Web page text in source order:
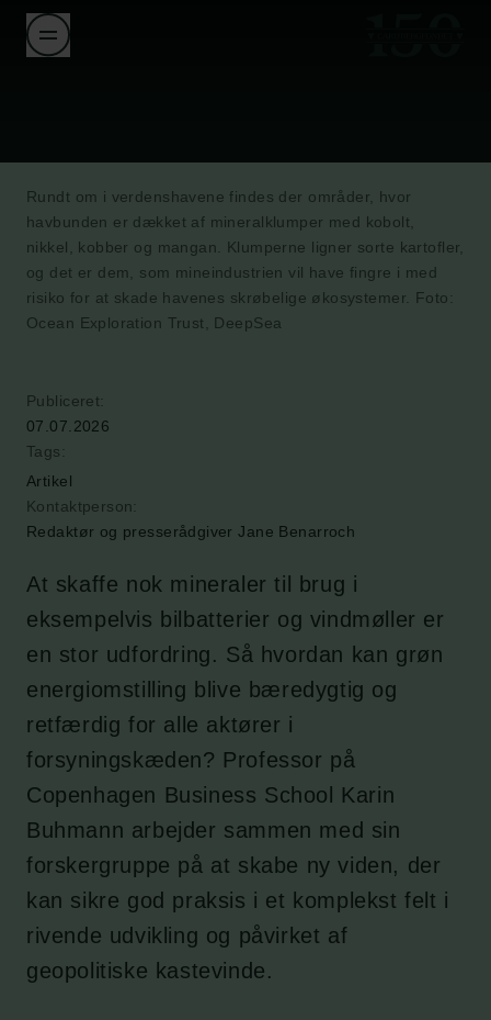
Rundt om i verdenshavene findes der områder, hvor
havbunden er dækket af mineralklumper med kobolt,
nikkel, kobber og mangan. Klumperne ligner sorte kartofler,
og det er dem, som mineindustrien vil have fingre i med
risiko for at skade havenes skrøbelige økosystemer. Foto:
Ocean Exploration Trust, DeepSea
Publiceret:
07.07.2026
Tags:
Artikel
Kontaktperson:
Redaktør og presserådgiver Jane Benarroch
At skaffe nok mineraler til brug i
eksempelvis bilbatterier og vindmøller er
en stor udfordring. Så hvordan kan grøn
energiomstilling blive bæredygtig og
retfærdig for alle aktører i
forsyningskæden? Professor på
Copenhagen Business School Karin
Buhmann arbejder sammen med sin
forskergruppe på at skabe ny viden, der
kan sikre god praksis i et komplekst felt i
rivende udvikling og påvirket af
geopolitiske kastevinde.